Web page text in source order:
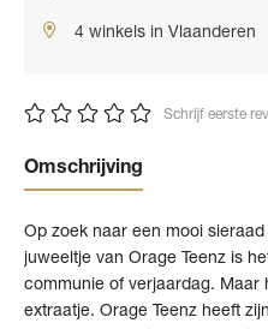
4 winkels in Vlaanderen
Schrijf eerste
Omschrijving
Op zoek naar een mooi
juweeltje van Orage Teenz is
communie of verjaardag. Maar
extraatje. Orage Teenz heeft